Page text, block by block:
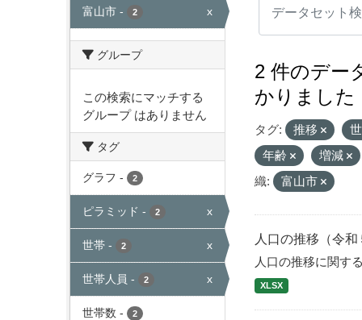
富山市 - 2 x
グループ
この検索にマッチする
グループ はありません
タグ
グラフ - 2
ピラミッド - 2 x
世帯 - 2 x
世帯人員 - 2 x
世帯数 - 2
2 件のデー
かりました
タグ: 推移
年齢
増減
織:
富山市
人口の推移（令和
人口の推移に関す
XLSX